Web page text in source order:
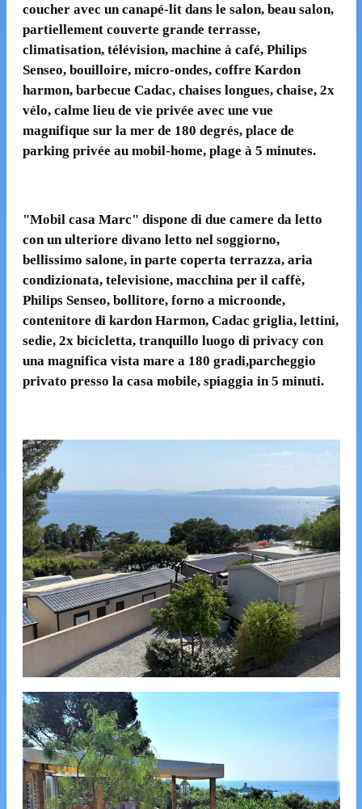
coucher avec un canapé-lit dans le salon, beau salon,
partiellement couverte grande terrasse,
climatisation, télévision, machine à café, Philips
Senseo, bouilloire, micro-ondes, coffre Kardon
harmon, barbecue Cadac, chaises longues, chaise, 2x
vélo, calme lieu de vie privée avec une vue
magnifique sur la mer de 180 degrés, place de
parking privée au mobil-home, plage à 5 minutes.
"Mobil casa Marc" dispone di due camere da letto
con un ulteriore divano letto nel soggiorno,
bellissimo salone, in parte coperta terrazza, aria
condizionata, televisione, macchina per il caffè,
Philips Senseo, bollitore, forno a microonde,
contenitore di kardon Harmon, Cadac griglia, lettini,
sedie, 2x bicicletta, tranquillo luogo di privacy con
una magnifica vista mare a 180 gradi,parcheggio
privato presso la casa mobile, spiaggia in 5 minuti.